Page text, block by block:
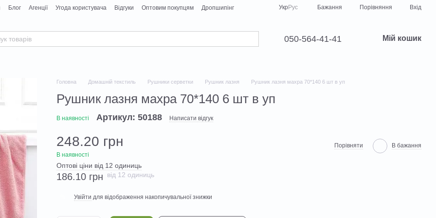
Блог Агенції Угода користувача Відгуки Оптовим покупцям
Дропшипінг
УкрРус Бажання Порівняння Вхід
050-564-41-41 Мій кошик
Головна Домашній текстиль Рушники серветки Рушник лазня Рушник лазня махра 70*140 6 шт в уп
Рушник лазня махра 70*140 6 шт в уп
В наявності Артикул: 50188 Написати відгук
248.20 грн
В наявності
Порівняти В бажання
Оптові ціни від 12 одиниць
186.10 грн від 12 одиниць
Увійти для відображення накопичувальної знижки